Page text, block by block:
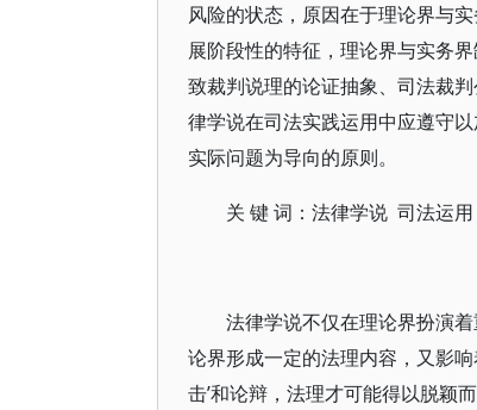
风险的状态，原因在于理论界与
展阶段性的特征，理论界与实务
致裁判说理的论证抽象、司法裁
律学说在司法实践运用中应遵守
实际问题为导向的原则。
关 键 词：法律学说 司法运
法律学说不仅在理论界扮演
论界形成一定的法理内容，又影
击’和论辩，法理才可能得以脱颖